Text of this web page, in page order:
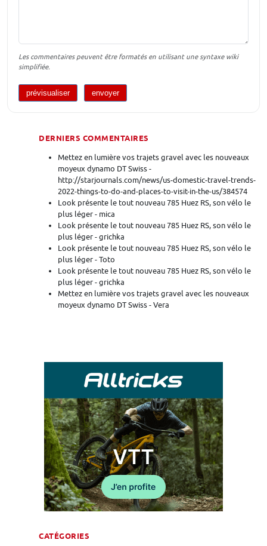
Les commentaires peuvent être formatés en utilisant une syntaxe wiki
simplifiée.
DERNIERS COMMENTAIRES
Mettez en lumière vos trajets gravel avec les nouveaux
moyeux dynamo DT Swiss -
http://starjournals.com/news/us-domestic-travel-trends-
2022-things-to-do-and-places-to-visit-in-the-us/384574
Look présente le tout nouveau 785 Huez RS, son vélo le
plus léger - mica
Look présente le tout nouveau 785 Huez RS, son vélo le
plus léger - grichka
Look présente le tout nouveau 785 Huez RS, son vélo le
plus léger - Toto
Look présente le tout nouveau 785 Huez RS, son vélo le
plus léger - grichka
Mettez en lumière vos trajets gravel avec les nouveaux
moyeux dynamo DT Swiss - Vera
CATÉGORIES